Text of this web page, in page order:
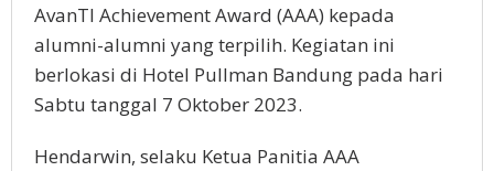
AvanTI Achievement Award (AAA) kepada
alumni-alumni yang terpilih. Kegiatan ini
berlokasi di Hotel Pullman Bandung pada hari
Sabtu tanggal 7 Oktober 2023.
Hendarwin, selaku Ketua Panitia AAA